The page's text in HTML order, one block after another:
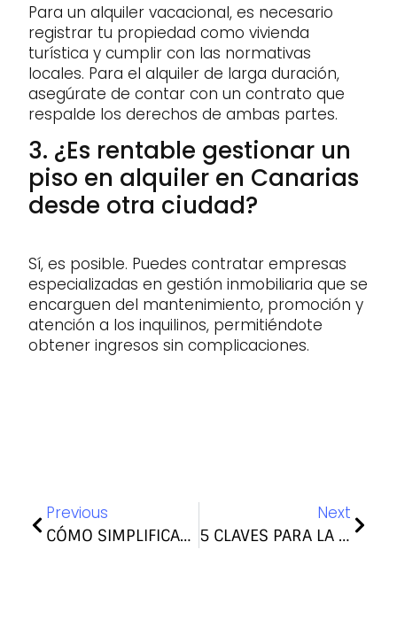
Para un alquiler vacacional, es necesario
registrar tu propiedad como vivienda
turística y cumplir con las normativas
locales. Para el alquiler de larga duración,
asegúrate de contar con un contrato que
respalde los derechos de ambas partes.
3. ¿Es rentable gestionar un
piso en alquiler en Canarias
desde otra ciudad?
Sí, es posible. Puedes contratar empresas
especializadas en gestión inmobiliaria que se
encarguen del mantenimiento, promoción y
atención a los inquilinos, permitiéndote
obtener ingresos sin complicaciones.
Previous
CÓMO SIMPLIFICAR LA GESTIÓN DE PROPIEDADES: GUÍA PARA PROPIETARIOS
Next
5 CLAVES PARA LA GESTIÓN INTEGRAL DE ALQUILER EN CANARIAS